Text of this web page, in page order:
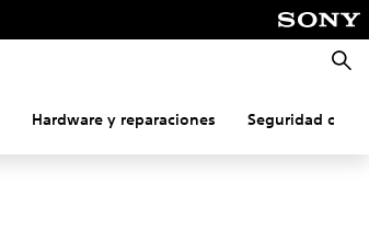
Hardware y reparaciones Seguridad